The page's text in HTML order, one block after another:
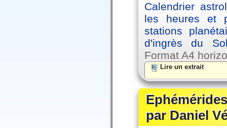
Calendrier
les heures et
stations
d'ingrès du
Format A4
Lire un extrait
par Daniel